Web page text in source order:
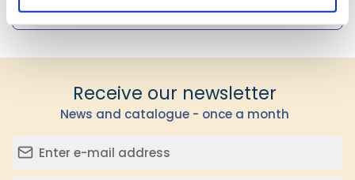
Strygning Non Iron
Receive our newsletter
News and catalogue - once a month